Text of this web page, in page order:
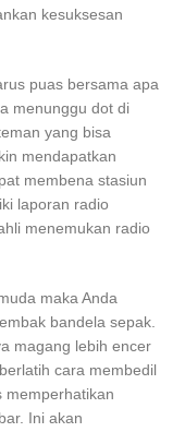
kesuksesan
puas bersama apa
menunggu dot di
yang bisa
mendapatkan
membena stasiun
laporan radio
menemukan radio
maka Anda
bandela sepak.
magang lebih encer
cara membedil
memperhatikan
Ini akan